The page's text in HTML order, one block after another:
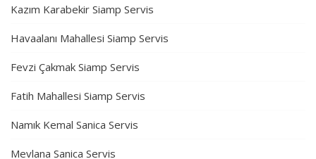
Kazım Karabekir Siamp Servis
Havaalanı Mahallesi Siamp Servis
Fevzi Çakmak Siamp Servis
Fatih Mahallesi Siamp Servis
Namık Kemal Sanica Servis
Mevlana Sanica Servis